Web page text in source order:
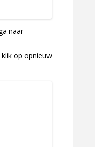
naar
op opnieuw